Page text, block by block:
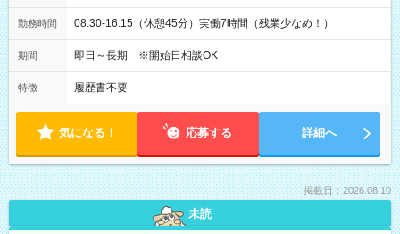
勤務時間 08:30-16:15（休憩45分）実働7時間（残業少なめ！）
期間 即日～長期 ※開始日相談OK
特徴 履歴書不要
気になる！ 応募する 詳細へ
掲載日：2026.08.10
未読